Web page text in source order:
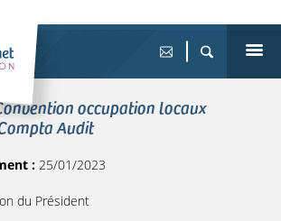
occupation locaux
Audit
: 25/01/2023
du Président